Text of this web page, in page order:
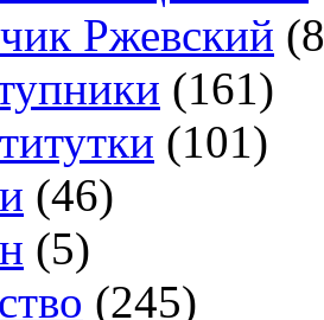
Ржевский
(161)
(101)
(46)
(5)
(245)